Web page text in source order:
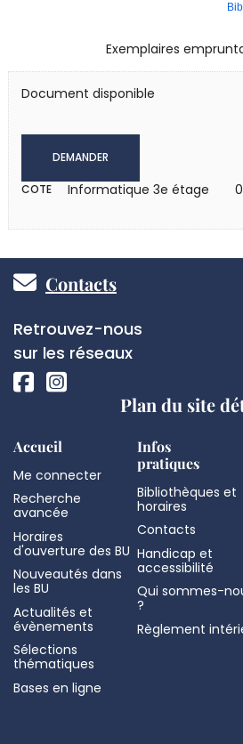
Exemplaires
Document disponible
DEMANDER
COTE Informatique 3e étage
Pied
de
page
Contacts
Réseaux
sociaux
Retrouvez-nous
sur les réseaux
Plan du site
Accueil
Me connecter
Recherche
avancée
Horaires
d'ouverture des BU
Nouveautés dans
les BU
Actualités et
évènements
Sélections
thématiques
Bases en ligne
Infos
pratiques
Bibliothèques et
horaires
Contacts
Handicap et
accessibilité
Qui sommes-
?
Règlement